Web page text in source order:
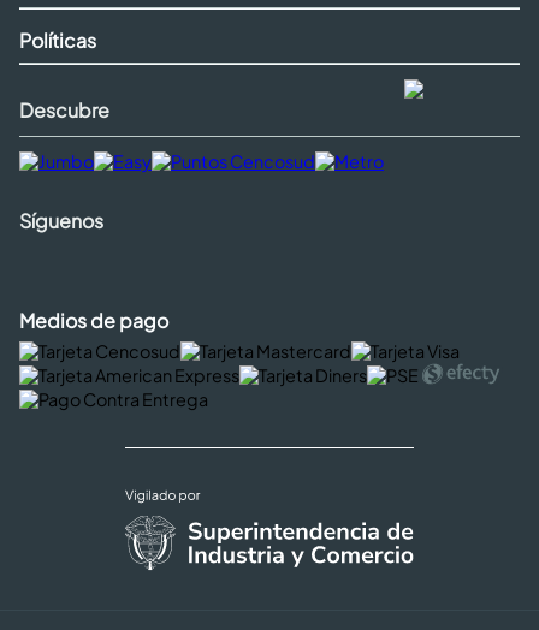
Políticas
Descubre
Síguenos
Medios de pago